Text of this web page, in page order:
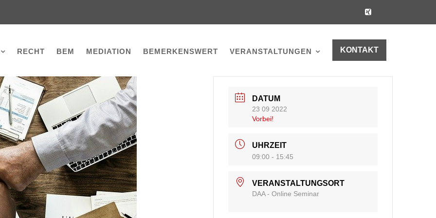
KONTAKT
RECHT BEM MEDIATION BEMERKENSWERT VERANSTALTUNGEN
DATUM
23 09 2022
Vorbei!
UHRZEIT
09:00 - 15:45
VERANSTALTUNGSORT
DAA - Online Seminar